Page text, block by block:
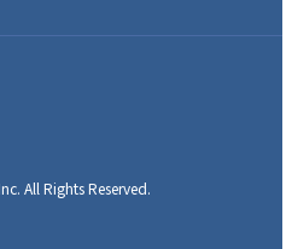
All Rights Reserved.